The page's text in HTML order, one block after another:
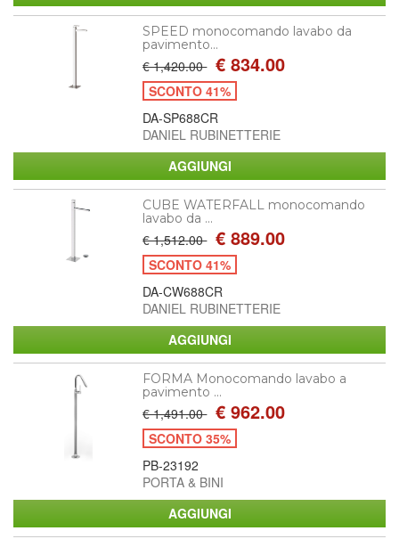
SPEED monocomando lavabo da
pavimento...
€ 1,420.00 € 834.00
SCONTO 41%
DA-SP688CR
DANIEL RUBINETTERIE
CUBE WATERFALL monocomando
lavabo da ...
€ 1,512.00 € 889.00
SCONTO 41%
DA-CW688CR
DANIEL RUBINETTERIE
FORMA Monocomando lavabo a
pavimento ...
€ 1,491.00 € 962.00
SCONTO 35%
PB-23192
PORTA & BINI